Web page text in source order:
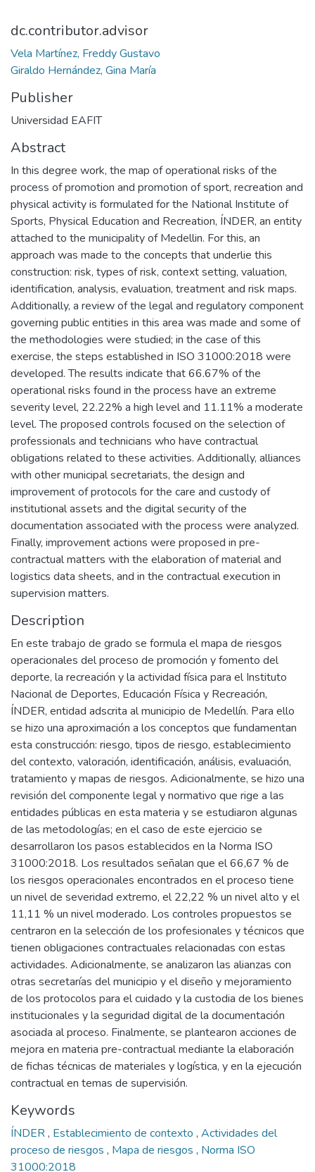
dc.contributor.advisor
Vela Martínez, Freddy Gustavo
Giraldo Hernández, Gina María
Publisher
Universidad EAFIT
Abstract
In this degree work, the map of operational risks of the
process of promotion and promotion of sport, recreation and
physical activity is formulated for the National Institute of
Sports, Physical Education and Recreation, ÍNDER, an entity
attached to the municipality of Medellin. For this, an
approach was made to the concepts that underlie this
construction: risk, types of risk, context setting, valuation,
identification, analysis, evaluation, treatment and risk maps.
Additionally, a review of the legal and regulatory component
governing public entities in this area was made and some of
the methodologies were studied; in the case of this
exercise, the steps established in ISO 31000:2018 were
developed. The results indicate that 66.67% of the
operational risks found in the process have an extreme
severity level, 22.22% a high level and 11.11% a moderate
level. The proposed controls focused on the selection of
professionals and technicians who have contractual
obligations related to these activities. Additionally, alliances
with other municipal secretariats, the design and
improvement of protocols for the care and custody of
institutional assets and the digital security of the
documentation associated with the process were analyzed.
Finally, improvement actions were proposed in pre-
contractual matters with the elaboration of material and
logistics data sheets, and in the contractual execution in
supervision matters.
Description
En este trabajo de grado se formula el mapa de riesgos
operacionales del proceso de promoción y fomento del
deporte, la recreación y la actividad física para el Instituto
Nacional de Deportes, Educación Física y Recreación,
ÍNDER, entidad adscrita al municipio de Medellín. Para ello
se hizo una aproximación a los conceptos que fundamentan
esta construcción: riesgo, tipos de riesgo, establecimiento
del contexto, valoración, identificación, análisis, evaluación,
tratamiento y mapas de riesgos. Adicionalmente, se hizo una
revisión del componente legal y normativo que rige a las
entidades públicas en esta materia y se estudiaron algunas
de las metodologías; en el caso de este ejercicio se
desarrollaron los pasos establecidos en la Norma ISO
31000:2018. Los resultados señalan que el 66,67 % de
los riesgos operacionales encontrados en el proceso tiene
un nivel de severidad extremo, el 22,22 % un nivel alto y el
11,11 % un nivel moderado. Los controles propuestos se
centraron en la selección de los profesionales y técnicos que
tienen obligaciones contractuales relacionadas con estas
actividades. Adicionalmente, se analizaron las alianzas con
otras secretarías del municipio y el diseño y mejoramiento
de los protocolos para el cuidado y la custodia de los bienes
institucionales y la seguridad digital de la documentación
asociada al proceso. Finalmente, se plantearon acciones de
mejora en materia pre-contractual mediante la elaboración
de fichas técnicas de materiales y logística, y en la ejecución
contractual en temas de supervisión.
Keywords
ÍNDER, Establecimiento de contexto , Actividades del
proceso de riesgos , Mapa de riesgos , Norma ISO
31000:2018